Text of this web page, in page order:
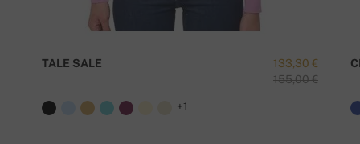
133,30 €
155,00 €
TALE SALE
+1